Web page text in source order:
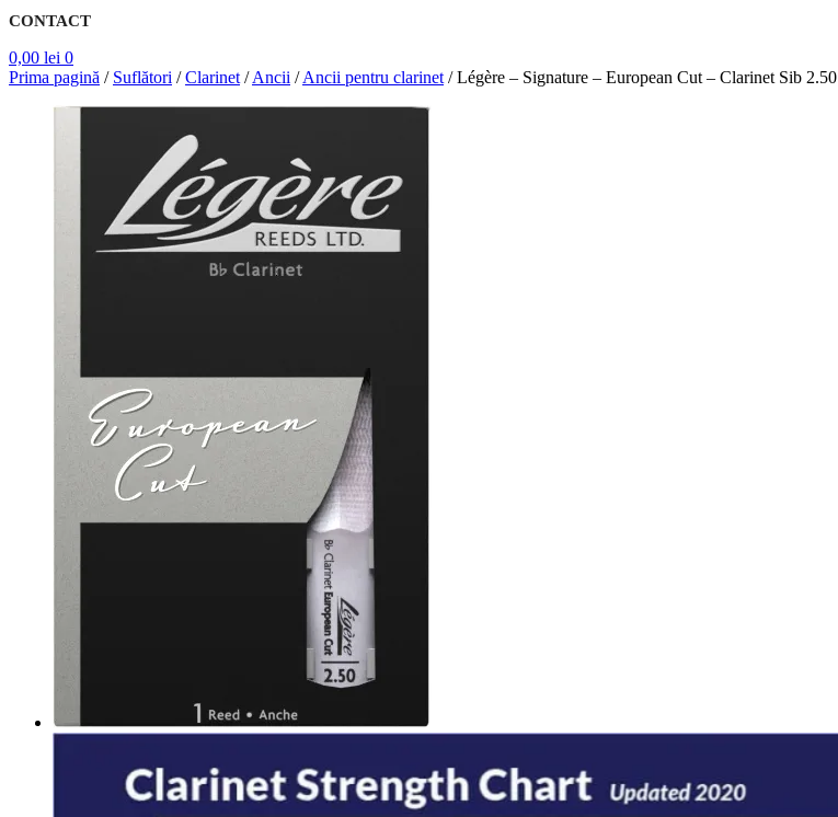
CONTACT
0,00 lei 0
Prima pagină / Suflători /Clarinet /Ancii /Ancii pentru clarinet /Légère – Signature – European Cut – Clarinet Sib 2.50